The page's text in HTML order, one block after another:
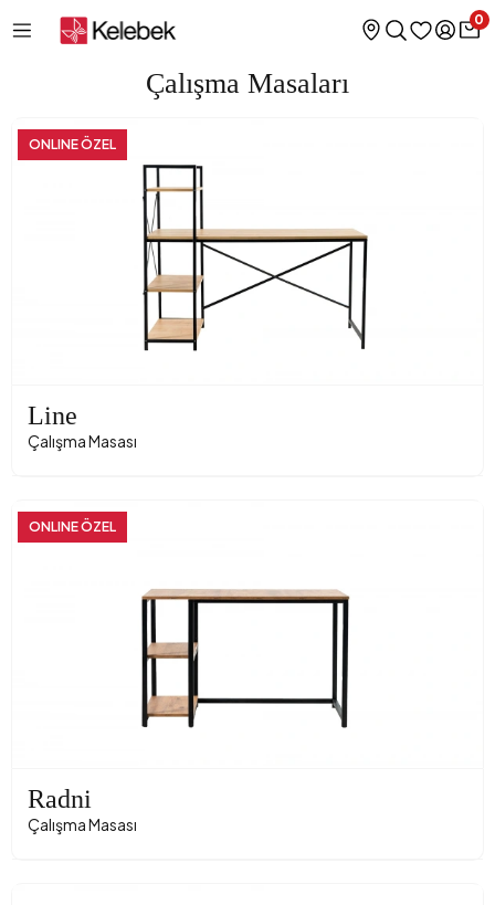
0
Çalışma Masaları
ONLINE ÖZEL
Line
Çalışma Masası
ONLINE ÖZEL
Radni
Çalışma Masası